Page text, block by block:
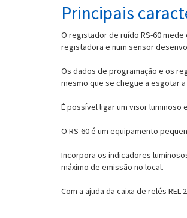
Principais
O registador de ruído RS-60
registadora e num sensor
Os dados de programação e os
mesmo que se chegue a esgotar
É possível ligar um visor
O RS-60 é um equipamento
Incorpora os indicadores
máximo de emissão no local.
Com a ajuda da caixa de relés